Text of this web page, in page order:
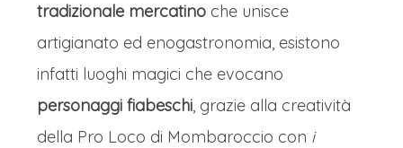
tradizionale mercatino che unisce
artigianato ed enogastronomia, esistono
infatti luoghi magici che evocano
personaggi fiabeschi, grazie alla creatività
della Pro Loco di Mombaroccio con i